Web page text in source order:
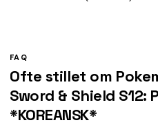
FAQ
Ofte stillet om
Sword & Shield S12:
*KOREANSK*